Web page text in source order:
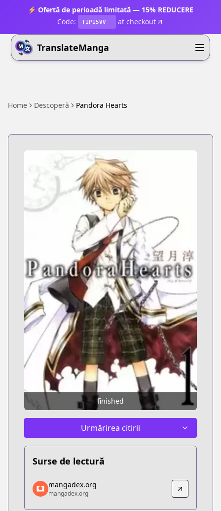
⚡ Ofertă de perioadă limitată — 15% REDUCERE
Code:
T1P15VV at checkout
TranslateManga
Home Descoperă Pandora Hearts
finished
Urmărirea citirii
Surse de lectură
mangadex.org
mangadex.org
https://mangadex.org/title/c00cc3d9-f7c7-46da-
mangadex.org
mangadex.org